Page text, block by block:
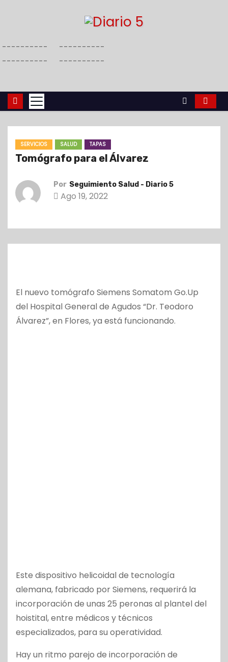
t
a
a
----------
----------
----------
----------
SERVICIOS SALUD TAPAS
Tomógrafo para el Álvarez
Por Seguimiento Salud - Diario 5
Ago 19, 2022
El nuevo tomógrafo Siemens Somatom Go.Up
del Hospital General de Agudos “Dr. Teodoro
Álvarez”, en Flores, ya está funcionando.
Este dispositivo helicoidal de tecnología
alemana, fabricado por Siemens, requerirá la
incorporación de unas 25 peronas al plantel del
hoistital, entre médicos y técnicos
especializados, para su operatividad.
Hay un ritmo parejo de incorporación de